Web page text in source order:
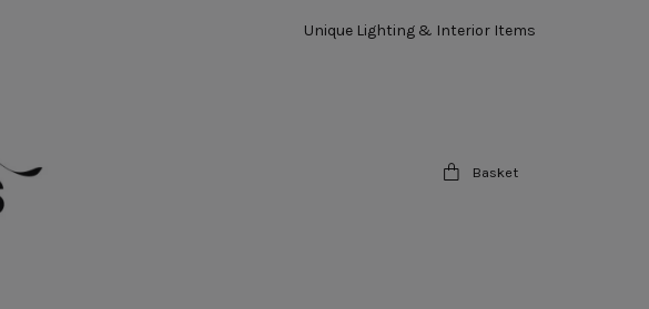
Unique Lighting & Interior Items
Basket